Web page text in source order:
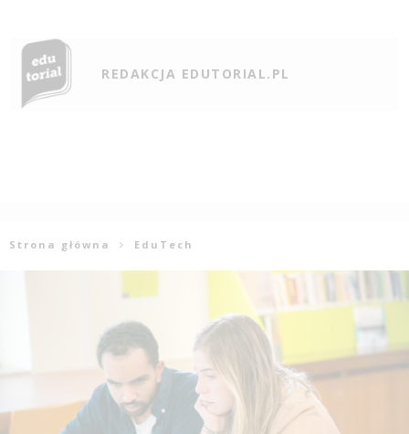
REDAKCJA EDUTORIAL.PL
Strona główna EduTech